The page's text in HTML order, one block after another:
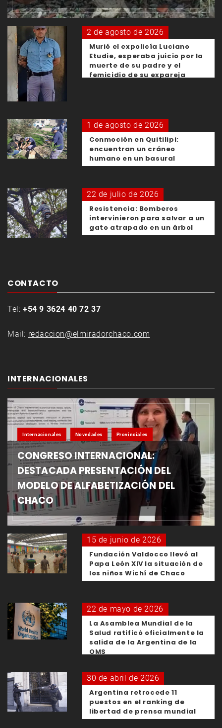
2 de agosto de 2026
Murió el expolicía Luciano
Etudie, esperaba juicio por la
muerte de su padre y el
femicidio de su expareja
1 de agosto de 2026
Conmoción en Quitilipi:
encuentran un cráneo
humano en un basural
22 de julio de 2026
Resistencia: Bomberos
intervinieron para salvar a un
gato atrapado en un árbol
CONTACTO
Tel: +54 9 3624 40 72 37
Mail: redaccion@elmiradorchaco.com
INTERNACIONALES
Internacionales Novedades Provinciales
CONGRESO INTERNACIONAL:
DESTACADA PRESENTACIÓN DEL
MODELO DE ALFABETIZACIÓN DEL
CHACO
15 de junio de 2026
Fundación Valdocco llevó al
Papa León XIV la situación de
los niños Wichí de Chaco
22 de mayo de 2026
La Asamblea Mundial de la
Salud ratificó oficialmente la
salida de la Argentina de la
OMS
30 de abril de 2026
Argentina retrocede 11
puestos en el ranking de
libertad de prensa mundial